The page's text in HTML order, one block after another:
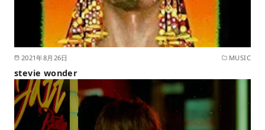
2021年8月26日 MUSIC
stevie wonder